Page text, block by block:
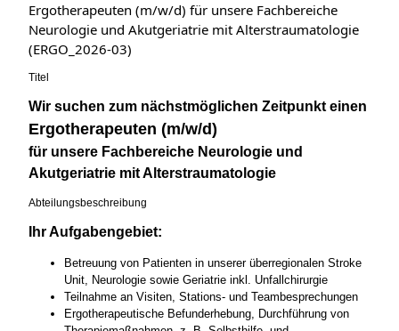
Ergotherapeuten (m/w/d) für unsere Fachbereiche
Neurologie und Akutgeriatrie mit Alterstraumatologie
(ERGO_2026-03)
Titel
Wir suchen zum nächstmöglichen Zeitpunkt einen
Ergotherapeuten (m/w/d)
für unsere Fachbereiche Neurologie und
Akutgeriatrie mit Alterstraumatologie
Abteilungsbeschreibung
Ihr Aufgabengebiet:
Betreuung von Patienten in unserer überregionalen Stroke
Unit, Neurologie sowie Geriatrie inkl. Unfallchirurgie
Teilnahme an Visiten, Stations- und Teambesprechungen
Ergotherapeutische Befunderhebung, Durchführung von